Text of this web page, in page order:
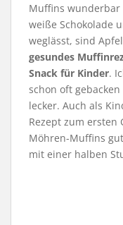
Muffins wunderbar
weiße Schokolade
weglässt, sind
gesundes
Snack für Kinder.
schon oft
lecker. Auch als
Rezept zum ersten
Möhren-Muffins
mit einer halben